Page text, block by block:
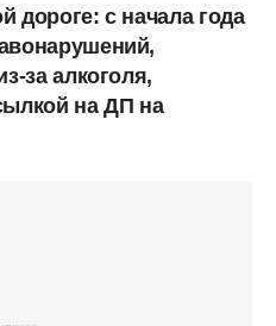
дороге: с начала года
за алкоголя,
на ДП на